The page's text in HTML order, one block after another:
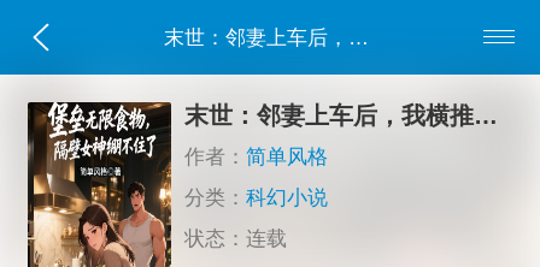
末世：邻妻上车后，我横推无敌
末世：邻妻上车后，我横推无敌
作者：简单风格
分类：科幻小说
状态：连载